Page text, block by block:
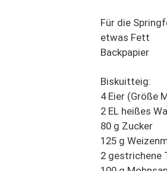
Für die
etwas Fett
Backpapier
Biskuitteig:
4 Eier (Größe
2 EL heißes
80 g Zucker
125 g
2 gestrichene